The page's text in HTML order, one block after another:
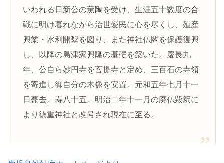
いわれる日新公の薫陶を受け、生涯五十数度の合
戦に明け暮れながら治世愛民に心を尽くし、殖産
興業・水利開墾を図り、また神社仏閣を保護復興
し、以降の島津家興隆の基礎を築いた。慶長九
年、公自ら妙円寺を菩提寺と定め、三百石の寺領
を寄進し御自分の木像を安置。元和五年七月十一
日薨去。寿八十五。明治二年十一月の廃仏毀釈に
より徳重神社と改号され現在に至る。